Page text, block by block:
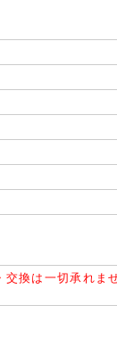
換は一切承れま